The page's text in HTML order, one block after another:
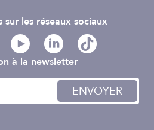
à la newsletter
ENVOYER
sur les réseaux sociaux